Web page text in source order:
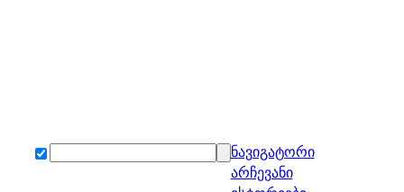
ნავიგატორი
არჩევანი